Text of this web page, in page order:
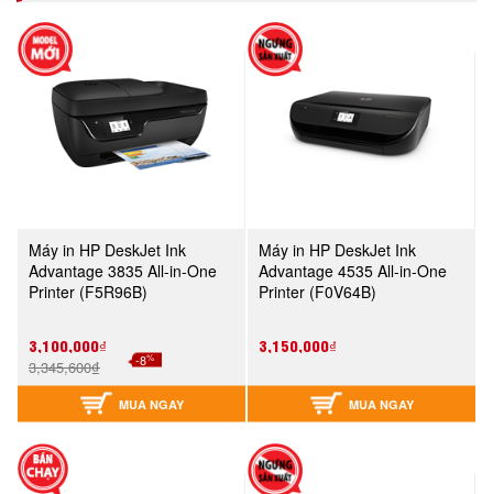
Máy in HP DeskJet Ink
Advantage 3835 All-in-One
Printer (F5R96B)
3,100,000₫
3,345,600₫ -8%
MUA NGAY
Máy in HP DeskJet Ink
Advantage 4535 All-in-One
Printer (F0V64B)
3,150,000₫
MUA NGAY